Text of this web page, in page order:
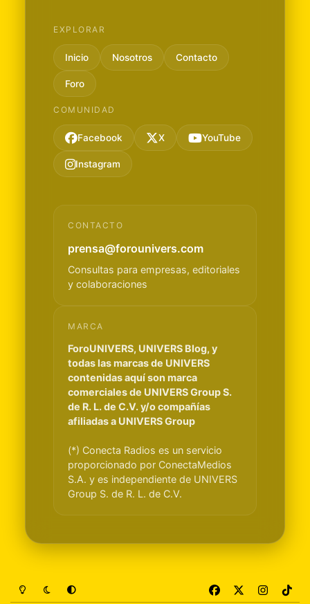
EXPLORAR
Inicio Nosotros Contacto
Foro
COMUNIDAD
Facebook X YouTube
Instagram
CONTACTO
prensa@forounivers.com
Consultas para empresas, editoriales
y colaboraciones
MARCA
ForoUNIVERS, UNIVERS Blog, y
todas las marcas de UNIVERS
contenidas aquí son marca
comerciales de UNIVERS Group S.
de R. L. de C.V. y/o compañías
afiliadas a UNIVERS Group
(*) Conecta Radios es un servicio
proporcionado por ConectaMedios
S.A. y es independiente de UNIVERS
Group S. de R. L. de C.V.
Light ModeDark ModeSystem Preference